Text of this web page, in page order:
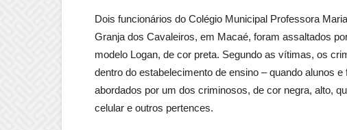
Dois funcionários do Colégio Municipal Professora
Granja dos Cavaleiros, em Macaé, foram assaltados
modelo Logan, de cor preta. Segundo as vítimas, os
dentro do estabelecimento de ensino – quando alunos
abordados por um dos criminosos, de cor negra, alto,
celular e outros pertences.